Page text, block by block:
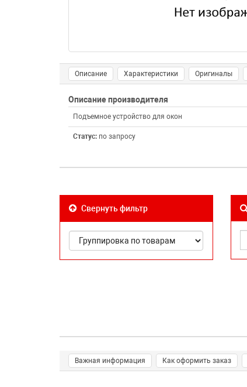
Описание Характеристики Оригиналы
Описание производителя
Подъемное устройство для окон
Статус: по запросу
Свернуть фильтр
Важная информация Как оформить заказ